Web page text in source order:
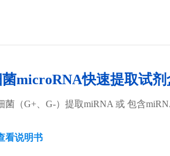
菌microRNA快速提取试剂
菌（G+、G-）提取miRNA 或 包含
看说明书